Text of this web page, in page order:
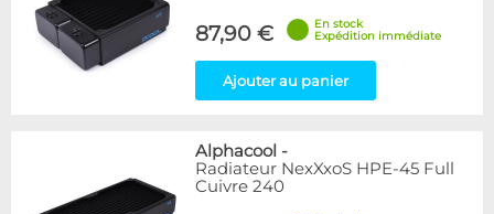
87,90 €
En stock
Expédition immédiate
Ajouter au panier
Alphacool -
Radiateur NexXxoS HPE-45 Full
Cuivre 240